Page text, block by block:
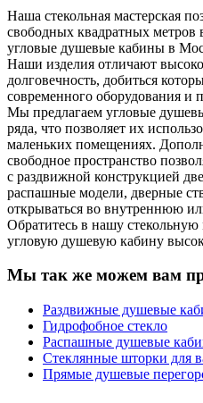
Наша стекольная мастерская
свободных квадратных метров
угловые душевые кабины в
Наши изделия отличают
долговечность, добиться
современного оборудования и
Мы предлагаем угловые
ряда, что позволяет их
маленьких помещениях.
свободное пространство
с раздвижной конструкцией
распашные модели, дверные
открываться во внутреннюю
Обратитесь в нашу
угловую душевую кабину
Мы так же можем вам
Раздвижные душевые
Гидрофобное стекло
Распашные душевые
Стеклянные шторки для
Прямые душевые